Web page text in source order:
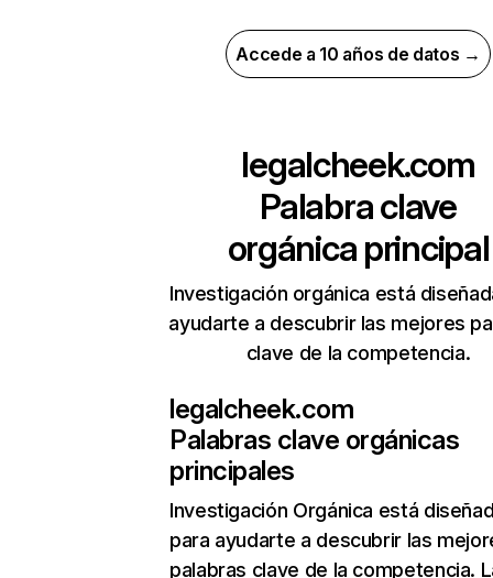
Accede a 10 años de datos →
legalcheek.com
Palabra clave
orgánica principal
Investigación orgánica está
ayudarte a descubrir las mejores
clave de la competencia.
legalcheek.com
Palabras clave orgánicas
principales
Investigación Orgánica está
para ayudarte a descubrir las
palabras clave de la competencia.